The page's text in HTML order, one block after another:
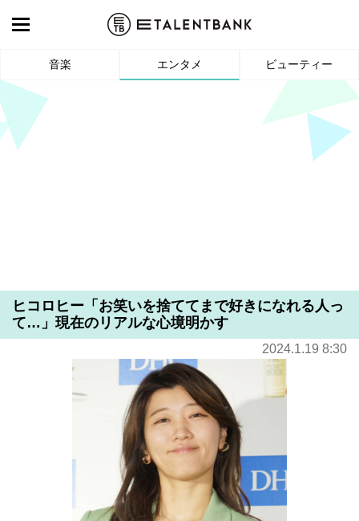
音楽 エンタメ ビューティー
ヒコロヒー「お笑いを捨ててまで好きになれる人っ
て…」現在のリアルな心境明かす
2024.1.19 8:30